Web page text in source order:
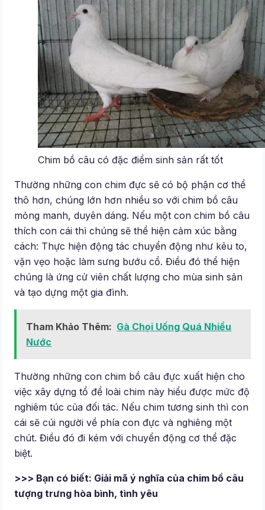
Chim bồ câu có đặc điểm sinh sản rất tốt
Thường những con chim đực sẽ có bộ phận cơ thể
thô hơn, chúng lớn hơn nhiều so với chim bồ câu
mỏng manh, duyên dáng. Nếu một con chim bồ câu
thích con cái thì chúng sẽ thể hiện cảm xúc bằng
cách: Thực hiện động tác chuyển động như kêu to,
vặn vẹo hoặc làm sưng bướu cổ. Điều đó thể hiện
chúng là ứng cử viên chất lượng cho mùa sinh sản
và tạo dựng một gia đình.
Tham Khảo Thêm: Gà Chọi Uống Quá Nhiều
Nước
Thường những con chim bồ câu đực xuất hiện cho
việc xây dựng tổ để loài chim này hiểu được mức độ
nghiêm túc của đối tác. Nếu chim tương sinh thì con
cái sẽ cúi người về phía con đực và nghiêng một
chút. Điều đó đi kém với chuyển động cơ thể đặc
biệt.
>>> Bạn có biết: Giải mã ý nghĩa của chim bồ câu
tượng trưng hòa bình, tình yêu